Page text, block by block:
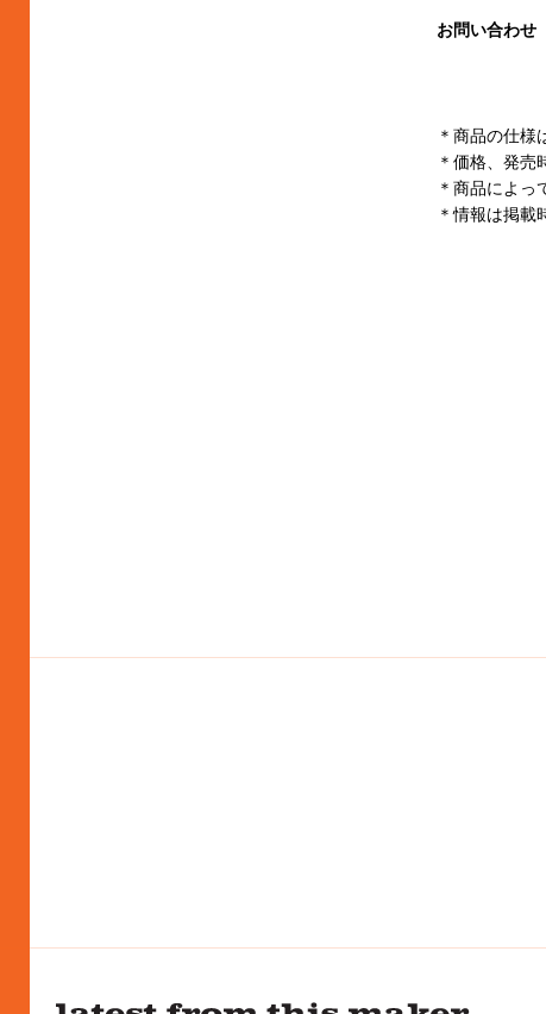
お問い合わせ
＊商品の仕様
＊価格、発売
＊商品によっ
＊情報は掲載